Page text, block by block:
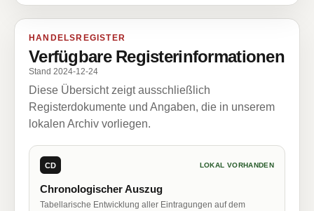
HANDELSREGISTER
Verfügbare Registerinformationen
Stand 2024-12-24
Diese Übersicht zeigt ausschließlich
Registerdokumente und Angaben, die in unserem
lokalen Archiv vorliegen.
CD LOKAL VORHANDEN
Chronologischer Auszug
Tabellarische Entwicklung aller Eintragungen auf dem